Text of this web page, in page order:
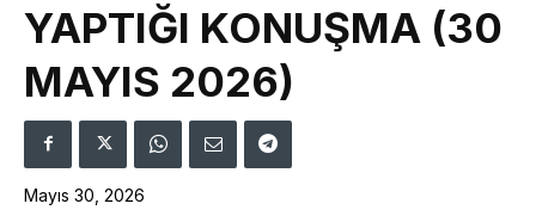
YAPTIĞI KONUŞMA (30
MAYIS 2026)
Mayıs 30, 2026